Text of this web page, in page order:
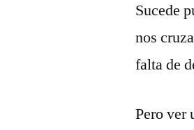
Sucede
nos
falta de
Pero ver